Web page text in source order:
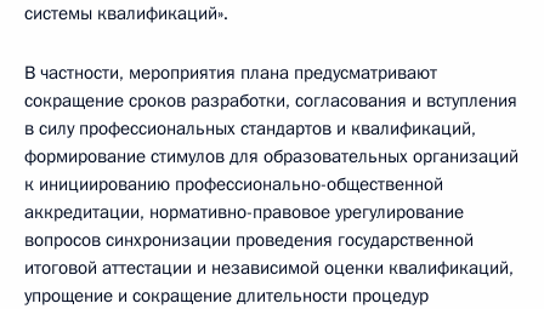
системы квалификаций».
В частности, мероприятия плана предусматривают
сокращение сроков разработки, согласования и вступления
в силу профессиональных стандартов и квалификаций,
формирование стимулов для образовательных организаций
к инициированию профессионально-общественной
аккредитации, нормативно-правовое урегулирование
вопросов синхронизации проведения государственной
итоговой аттестации и независимой оценки квалификаций,
упрощение и сокращение длительности процедур